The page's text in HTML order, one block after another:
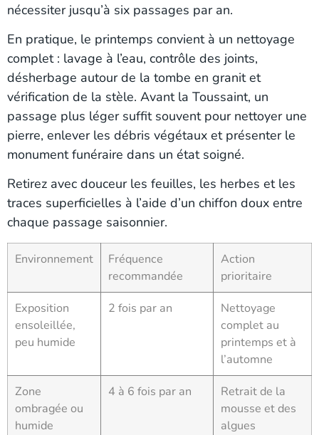
nécessiter jusqu’à six passages par an.
En pratique, le printemps convient à un nettoyage
complet : lavage à l’eau, contrôle des joints,
désherbage autour de la tombe en granit et
vérification de la stèle. Avant la Toussaint, un
passage plus léger suffit souvent pour nettoyer une
pierre, enlever les débris végétaux et présenter le
monument funéraire dans un état soigné.
Retirez avec douceur les feuilles, les herbes et les
traces superficielles à l’aide d’un chiffon doux entre
chaque passage saisonnier.
Environnement
Fréquence
recommandée
Action
prioritaire
Exposition
ensoleillée,
peu humide
2 fois par an
Nettoyage
complet au
printemps et à
l’automne
Zone
ombragée ou
humide
4 à 6 fois par an
Retrait de la
mousse et des
algues